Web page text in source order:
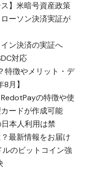
】米暗号資産政策
ーソン決済実証が
ン決済の実証へ
対応
特徴やメリット・デ
月】
の特徴や使
ードが作成可能
本人利用は禁
最新情報をお届け
のビットコイン強